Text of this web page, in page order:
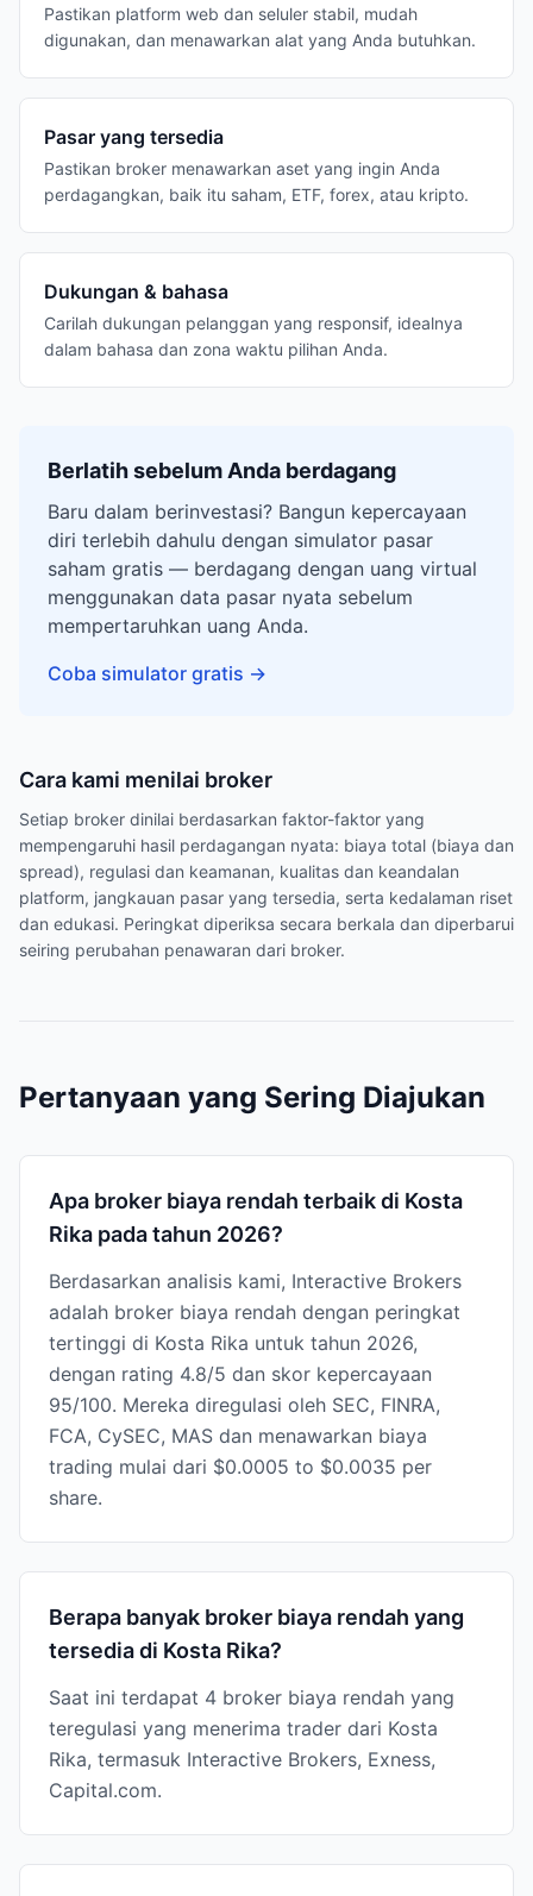
Pastikan platform web dan seluler stabil, mudah
digunakan, dan menawarkan alat yang Anda butuhkan.
Pasar yang tersedia
Pastikan broker menawarkan aset yang ingin Anda
perdagangkan, baik itu saham, ETF, forex, atau kripto.
Dukungan & bahasa
Carilah dukungan pelanggan yang responsif, idealnya
dalam bahasa dan zona waktu pilihan Anda.
Berlatih sebelum Anda berdagang
Baru dalam berinvestasi? Bangun kepercayaan
diri terlebih dahulu dengan simulator pasar
saham gratis — berdagang dengan uang virtual
menggunakan data pasar nyata sebelum
mempertaruhkan uang Anda.
Coba simulator gratis →
Cara kami menilai broker
Setiap broker dinilai berdasarkan faktor-faktor yang
mempengaruhi hasil perdagangan nyata: biaya total (biaya dan
spread), regulasi dan keamanan, kualitas dan keandalan
platform, jangkauan pasar yang tersedia, serta kedalaman riset
dan edukasi. Peringkat diperiksa secara berkala dan diperbarui
seiring perubahan penawaran dari broker.
Pertanyaan yang Sering Diajukan
Apa broker biaya rendah terbaik di Kosta
Rika pada tahun 2026?
Berdasarkan analisis kami, Interactive Brokers
adalah broker biaya rendah dengan peringkat
tertinggi di Kosta Rika untuk tahun 2026,
dengan rating 4.8/5 dan skor kepercayaan
95/100. Mereka diregulasi oleh SEC, FINRA,
FCA, CySEC, MAS dan menawarkan biaya
trading mulai dari $0.0005 to $0.0035 per
share.
Berapa banyak broker biaya rendah yang
tersedia di Kosta Rika?
Saat ini terdapat 4 broker biaya rendah yang
teregulasi yang menerima trader dari Kosta
Rika, termasuk Interactive Brokers, Exness,
Capital.com.